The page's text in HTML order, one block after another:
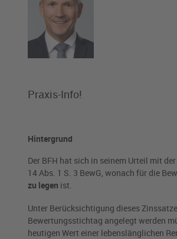
Praxis-Info!
Hintergrund
Der BFH hat sich in seinem Urteil mit der
14 Abs. 1 S. 3 BewG, wonach für die
zu legen ist.
Unter Berücksichtigung dieses
Bewertungsstichtag angelegt werden
heutigen Wert einer lebenslänglichen